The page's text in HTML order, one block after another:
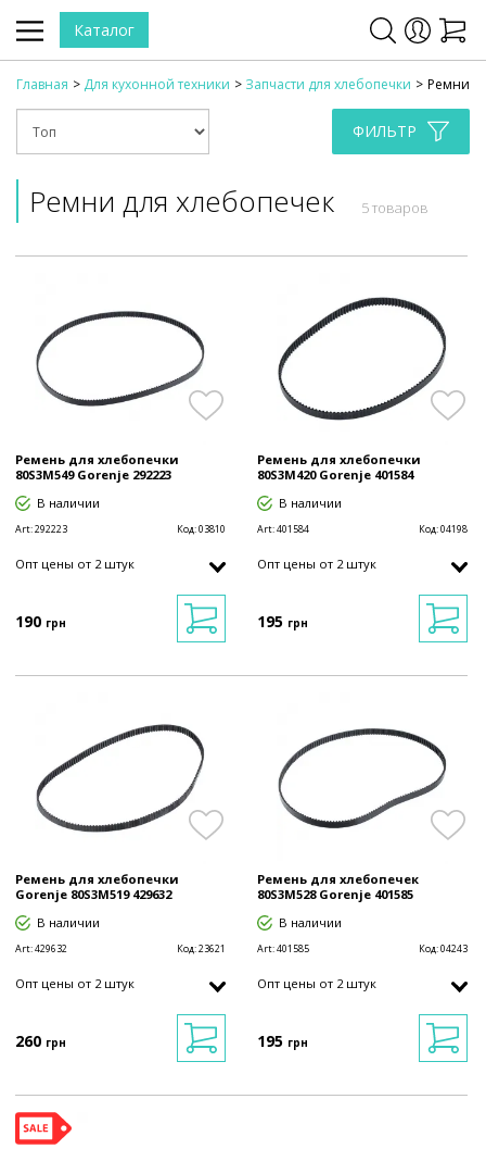
Каталог
Главная Для кухонной техники Запчасти для хлебопечки Ремни
ФИЛЬТР
Ремни для хлебопечек 5 товаров
Ремень для хлебопечки
80S3M549 Gorenje 292223
В наличии
Art:292223 Код:03810
Опт цены от 2 штук
190 грн
Ремень для хлебопечки
80S3M420 Gorenje 401584
В наличии
Art:401584 Код:04198
Опт цены от 2 штук
195 грн
Ремень для хлебопечки
Gorenje 80S3M519 429632
В наличии
Art:429632 Код:23621
Опт цены от 2 штук
260 грн
Ремень для хлебопечек
80S3M528 Gorenje 401585
В наличии
Art:401585 Код:04243
Опт цены от 2 штук
195 грн